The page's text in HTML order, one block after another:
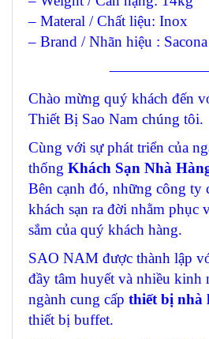
– Materal / Chất liệu: Inox
– Brand / Nhãn hiệu : Sacona
Chào mừng quý khách đến
Thiết Bị Sao Nam chúng tôi.
Cùng với sự phát triển của
thống Khách Sạn Nhà
Bên cạnh đó, những công ty
khách sạn ra đời nhằm phục
sắm của quý khách hàng.
SAO NAM được thành lập
đầy tâm huyết và nhiều kinh
ngành cung cấp thiết bị nhà
thiết bị buffet.